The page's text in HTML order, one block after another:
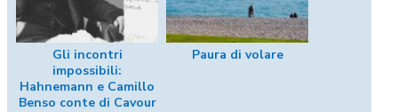
Gli incontri
impossibili:
Hahnemann e Camillo
Benso conte di Cavour
Paura di volare